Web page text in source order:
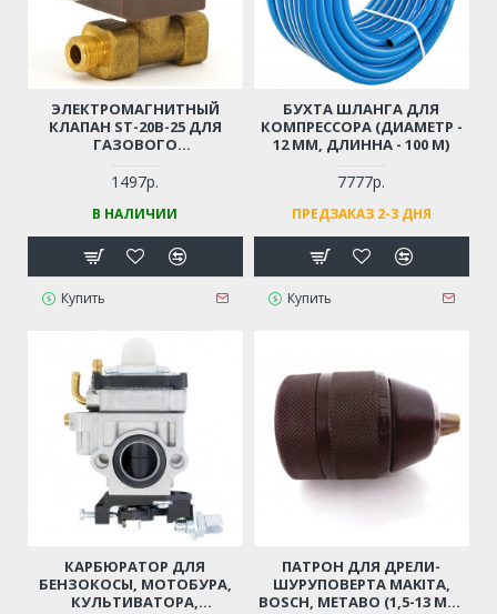
ЭЛЕКТРОМАГНИТНЫЙ
КЛАПАН ST-20B-25 ДЛЯ
ГАЗОВОГО
ПУШЕК
1497р.
В НАЛИЧИИ
Купить
БУХТА ШЛАНГА ДЛЯ
КОМПРЕССОРА (ДИАМЕТР -
12 ММ, ДЛИННА - 100 М)
7777р.
ПРЕДЗАКАЗ 2-3 ДНЯ
Купить
КАРБЮРАТОР ДЛЯ
БЕНЗОКОСЫ, МОТОБУРА,
КУЛЬТИВАТОРА,
ПАТРОН ДЛЯ ДРЕЛИ-
ШУРУПОВЕРТА MAKITA,
BOSCH, METABO (1,5-13 ММ,